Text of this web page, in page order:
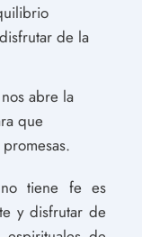
de la
abre la
que
tiene fe es
y disfrutar de